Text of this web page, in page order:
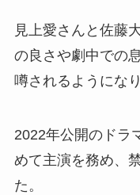
見上愛さんと佐藤
の良さや劇中での
噂されるようにな
2022年公開のドラ
めて主演を務め、
た。